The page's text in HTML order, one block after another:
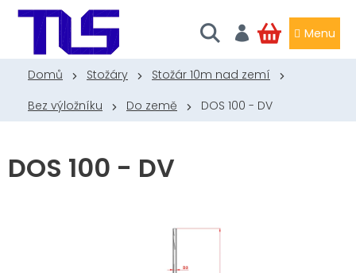
Přejít
NÁKUPNÍ
KOŠÍK
Domů Stožáry
Stožár 10m nad zemí
Bez výložníku
Do země DOS 100 - DV
DOS 100 - DV